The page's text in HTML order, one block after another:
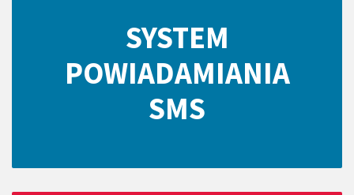
SYSTEM
POWIADAMIANIA
SMS